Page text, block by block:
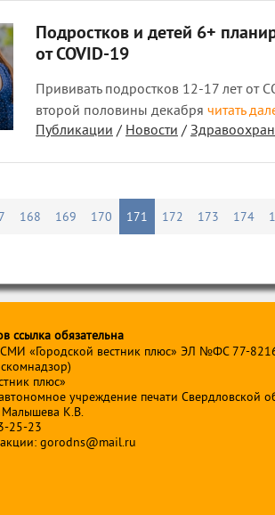
Подростков и детей 6+
от COVID-19
Прививать подростков 12-17 лет от
второй половины декабря читать
Публикации/ Новости/
168 169 170 171 172 173 174
ссылка обязательна
СМИ «Городской вестник плюс» ЭЛ №ФС 77-
плюс»
учреждение печати Свердловской
Малышева К.В.
25-23
gorodns@mail.ru